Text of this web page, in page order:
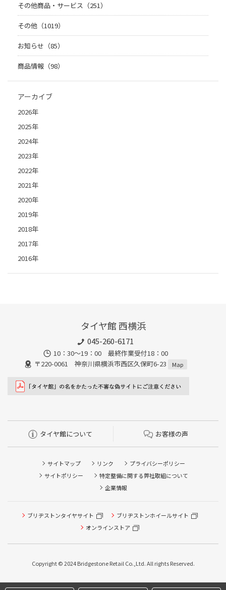
その他商品・サービス（251）
その他（1019）
お知らせ（85）
商品情報（98）
アーカイブ
2026年
2025年
2024年
2023年
2022年
2021年
2020年
2019年
2018年
2017年
2016年
タイヤ館 西横浜
045-260-6171
10：30～19：00 最終作業受付18：00
〒220-0061 神奈川県横浜市西区久保町6-23
Map
タイヤ館について お客様の声
サイトマップ リンク
プライバシーポリシー
サイトポリシー
特定整備に関する弊社取組について
企業情報
ブリヂストンタイヤサイト
ブリヂストンホイールサイト
オンラインストア
Copyright © 2024 Bridgestone Retail Co.,Ltd. All rights Reserved.
タイヤ点検・安全点検/タイヤ履き替え/オイル交換/その他
ピット作業の予約
本日のタイヤ履き替え順番待ち予約 ※クローク契約会員の